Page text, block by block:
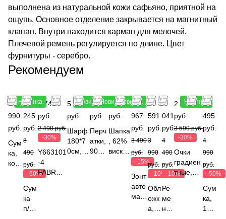
выполнена из натуральной кожи сафьяно, приятной на
ощупь. Основное отделение закрывается на магнитный
клапан. Внутри находится карман для мелочей.
Плечевой ремень регулируется по длине. Цвет
фурнитуры - серебро.
Рекомендуем
Новинка
21
990
руб.
Сум
ка,
кож
4
245
руб.
8
490
руб.
-50%
Сум
ка
п/э
1 743
руб.
2 490 руб.
-30%
Y663101
-4
FABRET
Новинка
5 990
руб.
Шарф
180*7
0см,
Новинка
1 990
руб.
Перч
атки,
90%
Новинка
3 290
руб.
Шапка
, 62%
вискоз
2
967
руб.
3 490
руб.
-15%
Зонт
авто
мат,
3
591
руб.
3
990
руб.
-10%
Обл
ожк
а,
4
041
руб.
4
490
руб.
-10%
Ре
ме
нь,
Новинка
2 513
руб.
3 590 руб.
-30%
Очки
градиен
тные,
2
495
руб.
4
990
руб.
-50%
Сум
ка,
100